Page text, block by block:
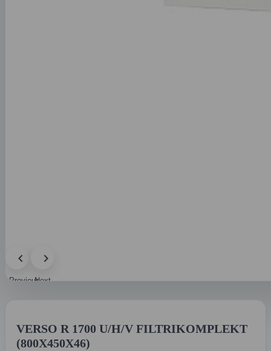
PreviousNext
VERSO R 1700 U/H/V FILTRIKOMPLEKT
(800X450X46)